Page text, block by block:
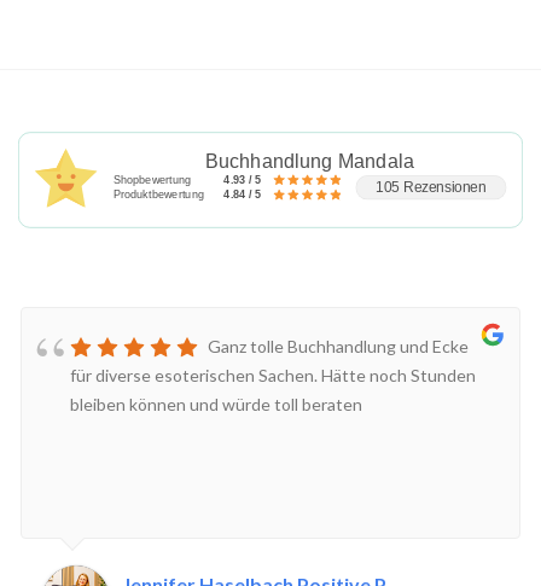
Buchhandlung Mandala
Shopbewertung 4.93 / 5
Produktbewertung 4.84 / 5 105 Rezensionen
Ganz tolle Buchhandlung und Ecke
für diverse esoterischen Sachen. Hätte noch Stunden
bleiben können und würde toll beraten